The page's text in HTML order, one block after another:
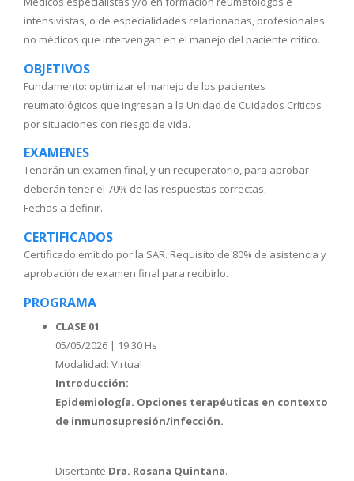
intensivistas, o de especialidades relacionadas, profesionales
no médicos que intervengan en el manejo del paciente crítico.
OBJETIVOS
Fundamento: optimizar el manejo de los pacientes
reumatológicos que ingresan a la Unidad de Cuidados Críticos
por situaciones con riesgo de vida.
EXAMENES
Tendrán un examen final, y un recuperatorio, para aprobar
deberán tener el 70% de las respuestas correctas,
Fechas a definir.
CERTIFICADOS
Certificado emitido por la SAR. Requisito de 80% de asistencia y
aprobación de examen final para recibirlo.
PROGRAMA
CLASE 01
05/05/2026 | 19:30 Hs
Modalidad: Virtual
Introducción:
Epidemiología. Opciones terapéuticas en contexto
de inmunosupresión/infección.
Disertante Dra. Rosana Quintana.